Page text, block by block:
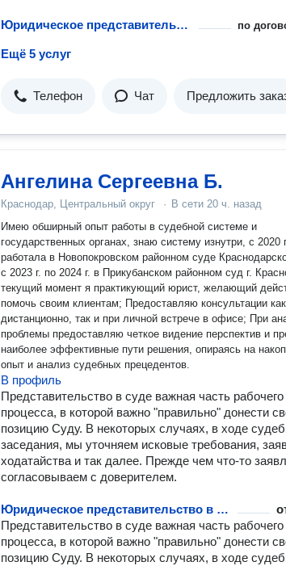
Юридическое представительство в судах кассационной инстанции по
Ещё 5 услуг
Телефон Чат Предложить
Ангелина Сергеевна Б.
Краснодар, Центральный округ · В сети 20 ч. назад
Имею обширный опыт работы в судебной системе и
государственных органах, знаю систему изнутри, с 2020
работала в Новопокровском районном суде
с 2023 г. по 2024 г. в Прикубанском районном суд г.
текущий момент я практикующий юрист, желающий
помочь своим клиентам; Предоставляю консультации как
дистанционно, так и при личной встрече в офисе; При анализе
проблемы предоставляю четкое видение перспектив и
наиболее эффективные пути решения, опираясь на
опыт и анализ судебных прецедентов.
В профиль
Представительство в суде важная часть рабочего
процесса, в которой важно "правильно" донести
позицию Суду. В некоторых случаях, в ходе
заседания, мы уточняем исковые требования,
ходатайства и так далее. Прежде чем что-то
согласовываем с доверителем.
Юридическое представительство в судах кассационной инстанции
Представительство в суде важная часть рабочего
процесса, в которой важно "правильно" донести
позицию Суду. В некоторых случаях, в ходе